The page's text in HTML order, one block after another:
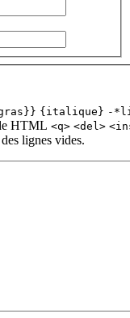
{italique} -
HTML <q> <del>
lignes vides.